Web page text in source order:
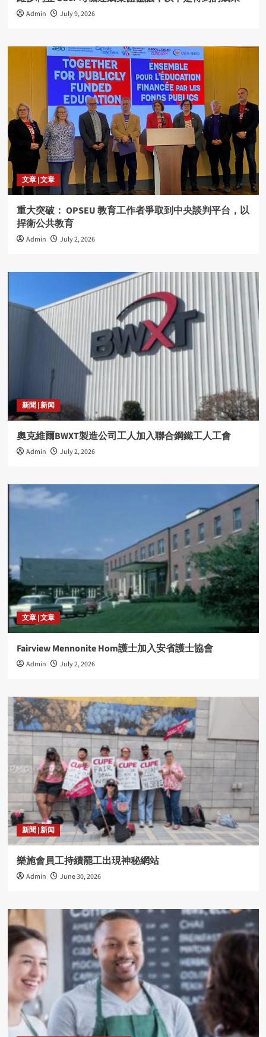
Admin July 9, 2026
文章 | 文章
重大突破： OPSEU 教育工作者爭取到中央談判平台，以
捍衛公共教育
Admin July 2, 2026
新聞 | 新闻
奧克維爾BWXT製造公司工人加入聯合鋼鐵工人工會
Admin July 2, 2026
文章 | 文章
Fairview Mennonite Hom護士加入安省護士協會
Admin July 2, 2026
新聞 | 新闻
樂施會員工持續罷工出現神秘網站
Admin June 30, 2026